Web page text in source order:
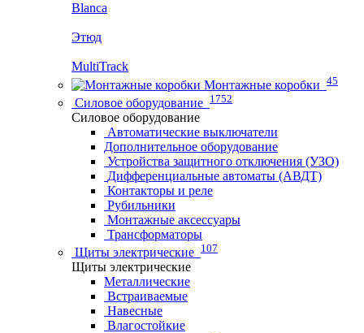
Blanca
Этюд
MultiTrack
Монтажные коробки 45
Силовое оборудование 1752
Силовое оборудование
Автоматические выключатели
Дополнительное оборудование
Устройства защитного отключения (УЗО)
Дифференциальные автоматы (АВДТ)
Контакторы и реле
Рубильники
Монтажные аксессуары
Трансформаторы
Щиты электрические 107
Щиты электрические
Металлические
Встраиваемые
Навесные
Влагостойкие